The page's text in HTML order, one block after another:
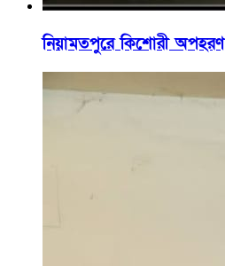
নিয়ামতপুরে কিশোরী অপহরণ